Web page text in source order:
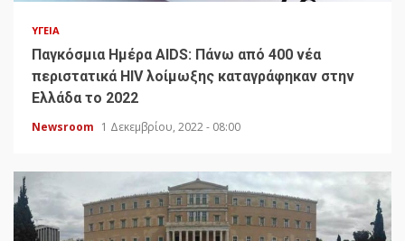
ΥΓΕΊΑ
Παγκόσμια Ημέρα AIDS: Πάνω από 400 νέα
περιστατικά HIV λοίμωξης καταγράφηκαν στην
Ελλάδα το 2022
Newsroom 1 Δεκεμβρίου, 2022 - 08:00